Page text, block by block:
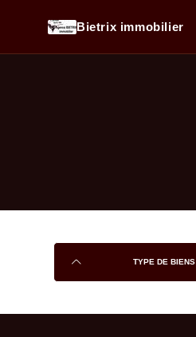
Bietrix immobilier
TYPE DE BIENS